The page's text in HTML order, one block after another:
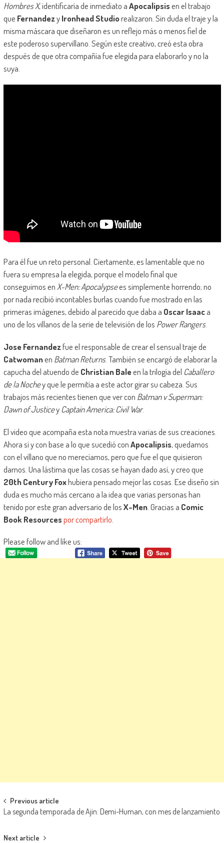
Hombres X, identificaría de inmediato aApocalipsisen el trabajo
que FernandezyIronhead Studiorealizaron. Sin duda el traje y la
misma máscara que diseñaron es un reflejo más o menos fiel de
este poderoso supervillano. Según este creativo, creó esta obra
después de que otra compañía fue elegida para elaborarlo y no la
suya.
Para él fue un reto personal. Ciertamente, es lamentable que no
fuera su empresa la elegida, porque el modelo final que
conseguimos en X-Men: Apocalypsees simplemente horrendo; no
por nada recibió incontables burlas cuando fue mostrado en las
primeras imágenes, debido al parecido que daba a Oscar Isaaca
uno de los villanos de la serie de televisión de los Power Rangers.
Jose Fernandezfue el responsable de crear el sensual traje de
Catwomanen Batman Returns. También se encargó de elaborar la
capucha del atuendo de Christian Baleen la trilogía del Caballero
de la Nochey que le permitía a este actor girar su cabeza. Sus
trabajos más recientes tienen que ver con Batman v Superman:
Dawn of Justicey Captain America: Civil War.
El video que acompaña esta nota muestra varias de sus creaciones.
Ahora sí y con base a lo que sucedió conApocalipsis, quedamos
con el villano que no merecíamos, pero que fue el que quisieron
darnos. Una lástima que las cosas se hayan dado así, y creo que
20th Century Foxhubiera pensado mejor las cosas. Ese diseño sin
duda es mucho más cercano a la idea que varias personas han
tenido por este gran adversario de losX-Men. Gracias a Comic
Book Resourcespor compartirlo
Please follow and like us:
Navegación de entradas
Previous article
La segunda temporada de Ajin: Demi-Human, con mes de lanzamiento
Next article